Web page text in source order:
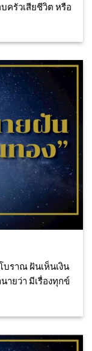
ครัวเสียชีวิต หรือ
บราณ ฝันเห็นเงิน
ายว่า มีเรื่องทุกข์